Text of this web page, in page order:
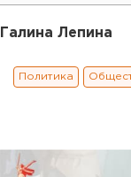
Галина Лепина
Политика